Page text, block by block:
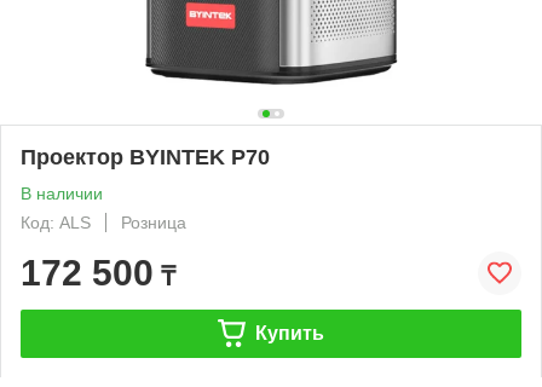
Проектор BYINTEK P70
В наличии
Код: ALS
Розница
172 500 ₸
Купить